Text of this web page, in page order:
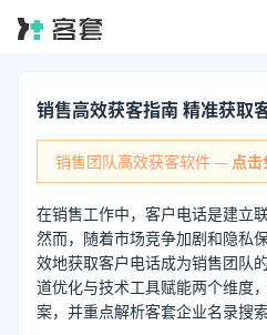
销售高效获客指南 精准获取
销售团队高效获客软件 — 点
在销售工作中，客户电话是建立
然而，随着市场竞争加剧和隐私
效地获取客户电话成为销售团队
道优化与技术工具赋能两个维度
案，并重点解析客套企业名录搜